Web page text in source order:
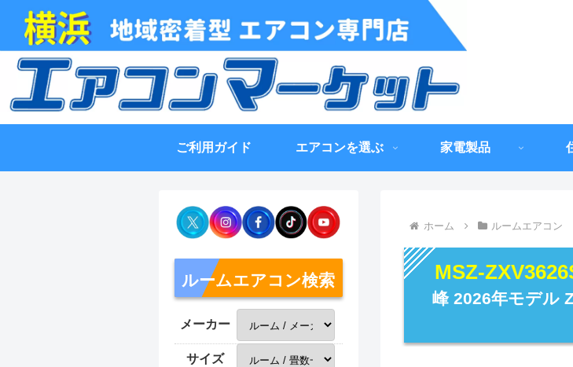
ご利用ガイド エアコンを選ぶ 家電製品
ホーム ルームエアコン
MSZ-
峰 2026年モデル
ルームエアコン検索
メーカー
サイズ